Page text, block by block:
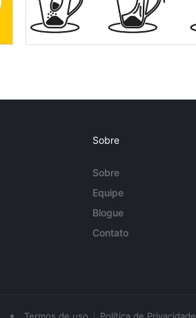
Sobre
Sobre
Equipe
Blogue
Contato
• Termos de uso Política de Privacidade